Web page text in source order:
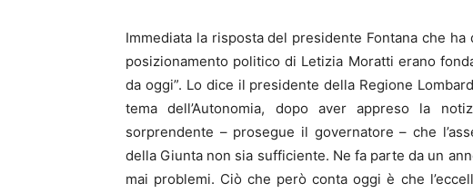
Immediata la risposta del presidente Fontana che
posizionamento politico di Letizia Moratti erano
da oggi”. Lo dice il presidente della Regione
tema dell’Autonomia, dopo aver appreso la
sorprendente – prosegue il governatore – che
della Giunta non sia sufficiente. Ne fa parte da un
mai problemi. Ciò che però conta oggi è che